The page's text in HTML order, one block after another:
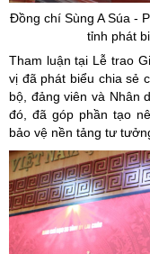
Đồng chí Sùng A Súa -
tỉnh phát
Tham luận tại Lễ trao
vị đã phát biểu chia sẻ
bộ, đảng viên và Nhân
đó, đã góp phần tạo
bảo vệ nền tảng tư